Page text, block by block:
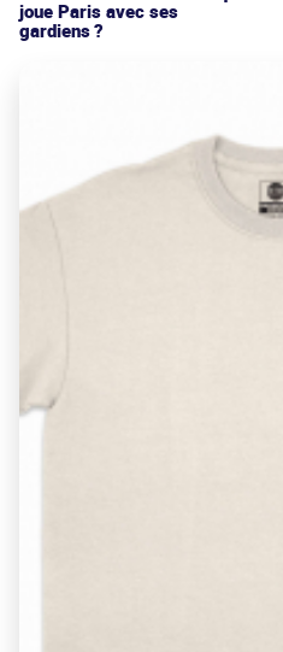
joue Paris avec ses
gardiens ?